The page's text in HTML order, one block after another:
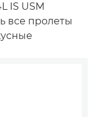
IS USM
все пролеты